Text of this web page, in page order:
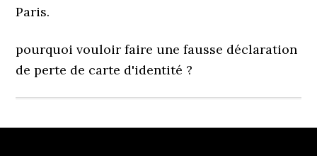
Paris.
pourquoi vouloir faire une fausse déclaration
de perte de carte d'identité ?